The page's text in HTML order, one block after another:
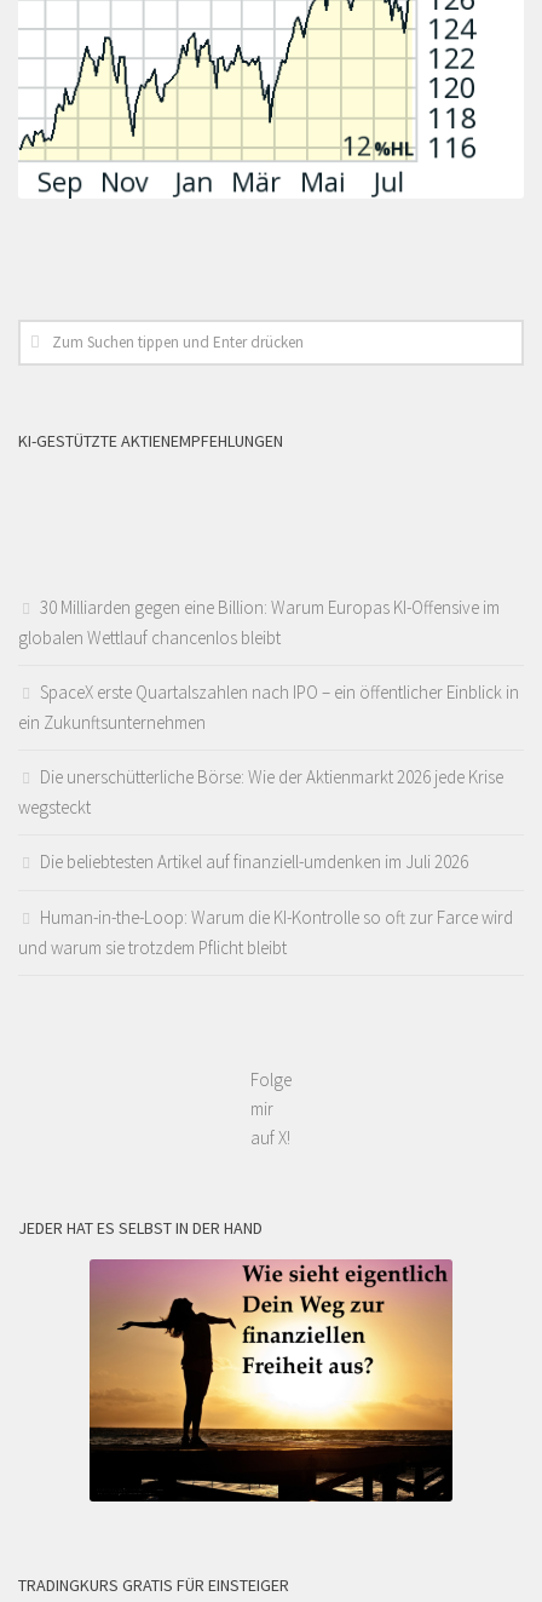
KI-GESTÜTZTE AKTIENEMPFEHLUNGEN
30 Milliarden gegen eine Billion: Warum Europas KI-Offensive im
globalen Wettlauf chancenlos bleibt
SpaceX erste Quartalszahlen nach IPO – ein öffentlicher Einblick in
ein Zukunftsunternehmen
Die unerschütterliche Börse: Wie der Aktienmarkt 2026 jede Krise
wegsteckt
Die beliebtesten Artikel auf finanziell-umdenken im Juli 2026
Human-in-the-Loop: Warum die KI-Kontrolle so oft zur Farce wird
und warum sie trotzdem Pflicht bleibt
Folge
mir
auf X!
JEDER HAT ES SELBST IN DER HAND
TRADINGKURS GRATIS FÜR EINSTEIGER